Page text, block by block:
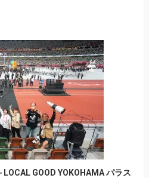
GOOD YOKOHAMA パラス